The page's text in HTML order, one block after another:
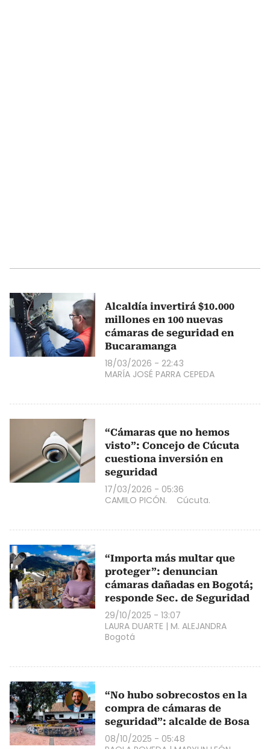
Alcaldía invertirá $10.000
millones en 100 nuevas
cámaras de seguridad en
Bucaramanga
18/03/2026 - 22:43
MARÍA JOSÉ PARRA CEPEDA
“Cámaras que no hemos
visto”: Concejo de Cúcuta
cuestiona inversión en
seguridad
17/03/2026 - 05:36
CAMILO PICÓN.
Cúcuta.
“Importa más multar que
proteger”: denuncian
cámaras dañadas en Bogotá;
responde Sec. de Seguridad
29/10/2025 - 13:07
LAURA DUARTE | M. ALEJANDRA
Bogotá
“No hubo sobrecostos en la
compra de cámaras de
seguridad”: alcalde de Bosa
08/10/2025 - 05:48